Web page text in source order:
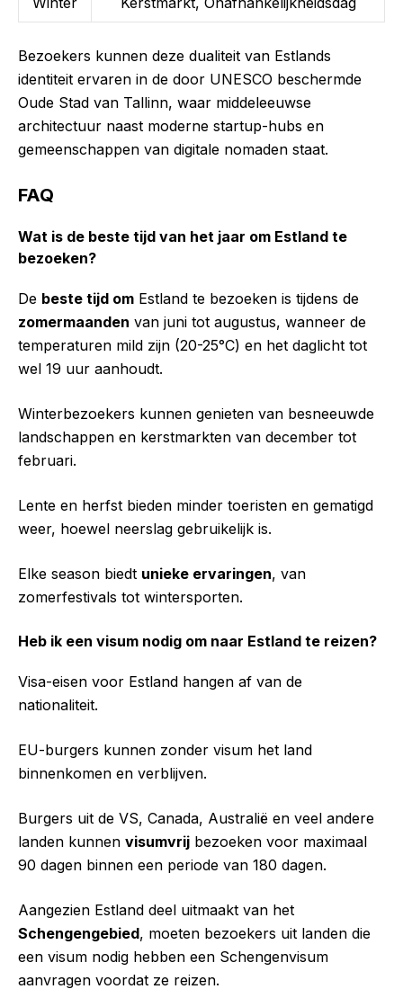
Bezoekers kunnen deze dualiteit van Estlands
identiteit ervaren in de door UNESCO beschermde
Oude Stad van Tallinn, waar middeleeuwse
architectuur naast moderne startup-hubs en
gemeenschappen van digitale nomaden staat.
FAQ
Wat is de beste tijd van het jaar om Estland te
bezoeken?
De beste tijd om Estland te bezoeken is tijdens de
zomermaanden van juni tot augustus, wanneer de
temperaturen mild zijn (20-25°C) en het daglicht tot
wel 19 uur aanhoudt.
Winterbezoekers kunnen genieten van besneeuwde
landschappen en kerstmarkten van december tot
februari.
Lente en herfst bieden minder toeristen en gematigd
weer, hoewel neerslag gebruikelijk is.
Elke season biedt unieke ervaringen, van
zomerfestivals tot wintersporten.
Heb ik een visum nodig om naar Estland te reizen?
Visa-eisen voor Estland hangen af van de
nationaliteit.
EU-burgers kunnen zonder visum het land
binnenkomen en verblijven.
Burgers uit de VS, Canada, Australië en veel andere
landen kunnen visumvrij bezoeken voor maximaal
90 dagen binnen een periode van 180 dagen.
Aangezien Estland deel uitmaakt van het
Schengengebied, moeten bezoekers uit landen die
een visum nodig hebben een Schengenvisum
aanvragen voordat ze reizen.